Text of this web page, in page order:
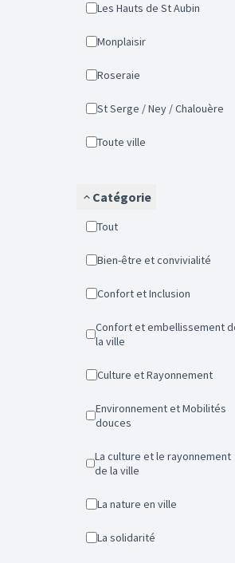
Les Hauts de St Aubin
Monplaisir
Roseraie
St Serge / Ney / Chalouère
Toute ville
Catégorie
Tout
Bien-être et convivialité
Confort et Inclusion
Confort et embellissement de
la ville
Culture et Rayonnement
Environnement et Mobilités
douces
La culture et le rayonnement
de la ville
La nature en ville
La solidarité